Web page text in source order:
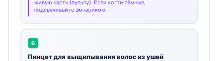
живую часть (пульпу). Если когти тёмные,
подсвечивайте фонариком.
6
Пинцет для выщипывания волос из ушей